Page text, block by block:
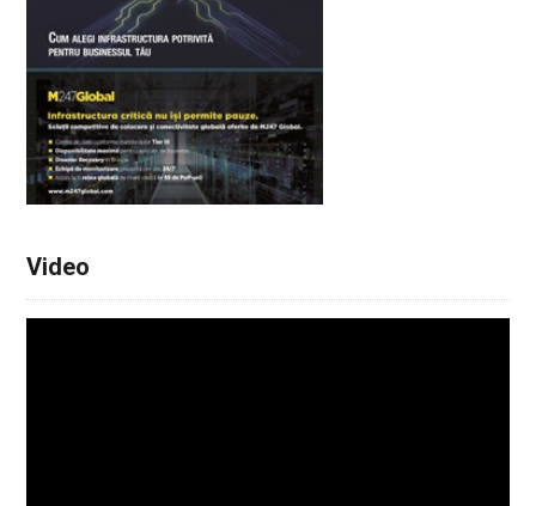
Video